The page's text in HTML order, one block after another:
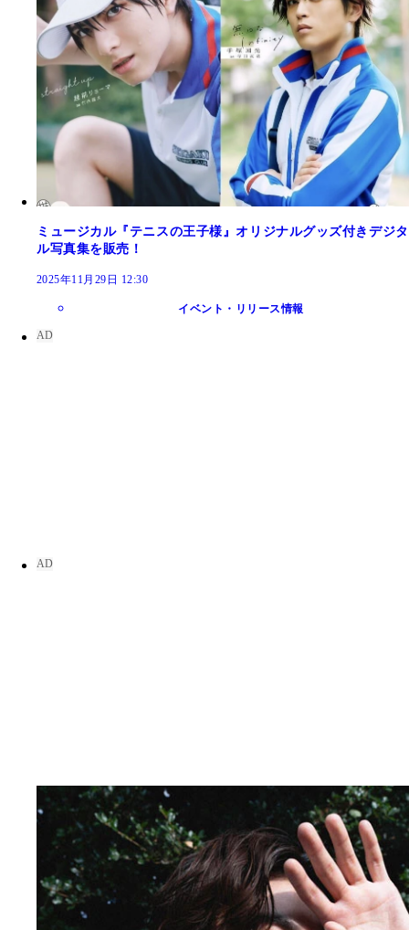
ミュージカル『テニスの王子様』オリジナルグッズ付きデジタ
ル写真集を販売！
2025年11月29日 12:30
イベント・リリース情報